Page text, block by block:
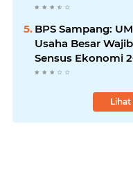
BPS Sampang:
Usaha Besar
Sensus Ekonomi
Kebijakan Tepat
Lihat